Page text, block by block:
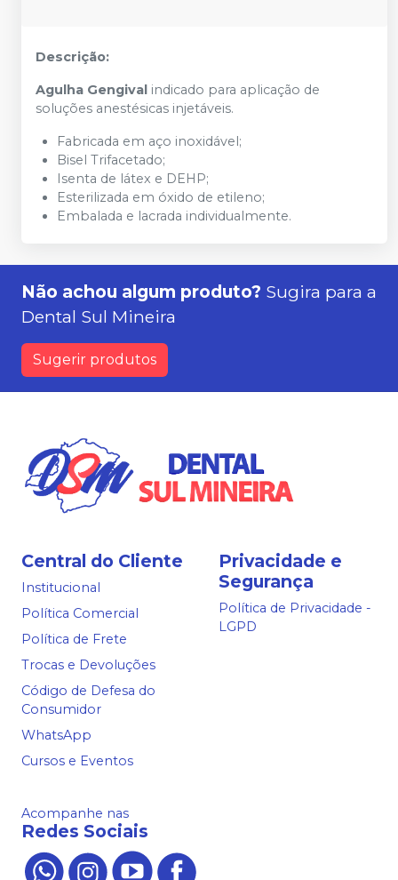
Descrição:
Agulha Gengival indicado para aplicação de
soluções anestésicas injetáveis.
Fabricada em aço inoxidável;
Bisel Trifacetado;
Isenta de látex e DEHP;
Esterilizada em óxido de etileno;
Embalada e lacrada individualmente.
Não achou algum produto? Sugira para a
Dental Sul Mineira
Sugerir produtos
Central do Cliente
Institucional
Política Comercial
Política de Frete
Trocas e Devoluções
Código de Defesa do
Consumidor
WhatsApp
Cursos e Eventos
Privacidade e
Segurança
Política de Privacidade -
LGPD
Acompanhe nas
Redes Sociais